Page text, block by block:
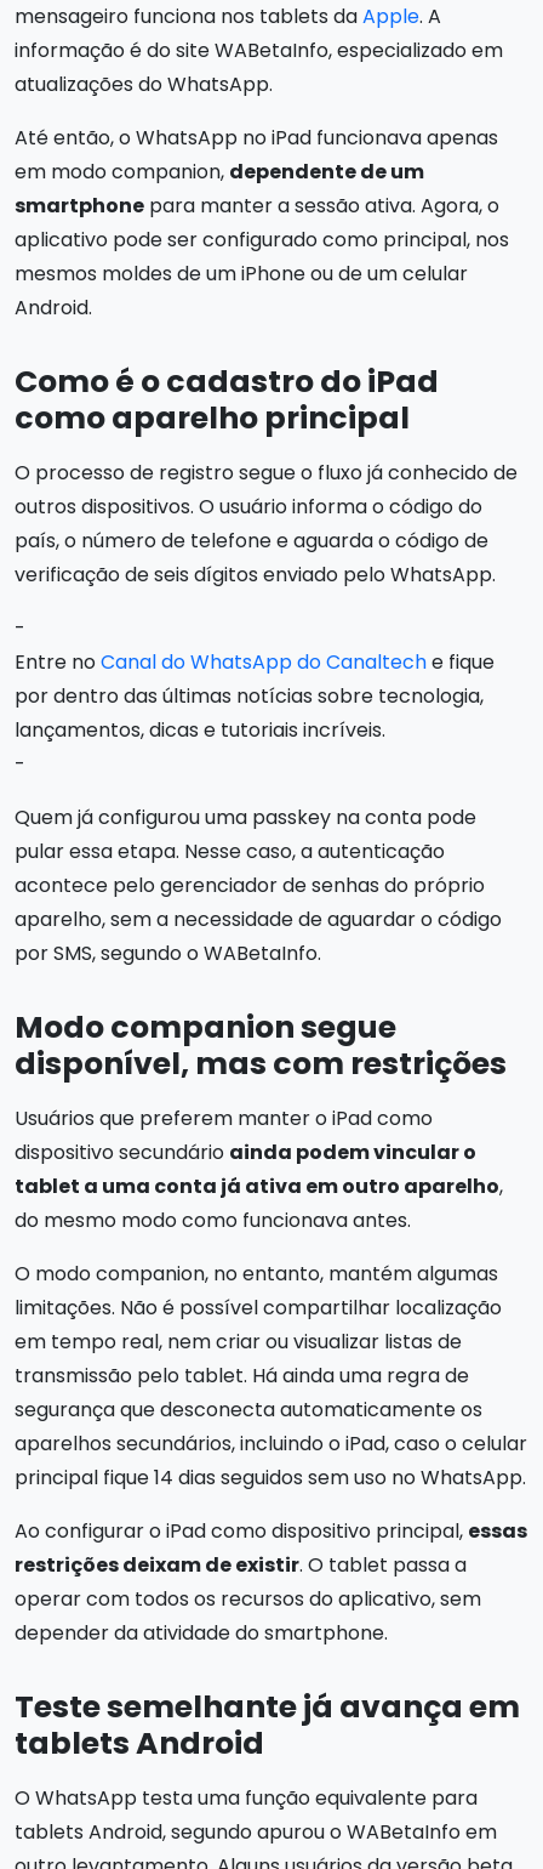
mensageiro funciona nos tablets daApple. A
informação é do site WABetaInfo, especializado em
atualizações do WhatsApp.
Até então, o WhatsApp no iPad funcionava apenas
em modo companion, dependente de um
smartphone para manter a sessão ativa. Agora, o
aplicativo pode ser configurado como principal, nos
mesmos moldes de um iPhone ou de um celular
Android.
Como é o cadastro do iPad
como aparelho principal
O processo de registro segue o fluxo já conhecido de
outros dispositivos. O usuário informa o código do
país, o número de telefone e aguarda o código de
verificação de seis dígitos enviado pelo WhatsApp.
-
Entre noCanal do WhatsApp do Canalteche fique
por dentro das últimas notícias sobre tecnologia,
lançamentos, dicas e tutoriais incríveis.
-
Quem já configurou uma passkey na conta pode
pular essa etapa. Nesse caso, a autenticação
acontece pelo gerenciador de senhas do próprio
aparelho, sem a necessidade de aguardar o código
por SMS, segundo o WABetaInfo.
Modo companion segue
disponível, mas com restrições
Usuários que preferem manter o iPad como
dispositivo secundário ainda podem vincular o
tablet a uma conta já ativa em outro aparelho,
do mesmo modo como funcionava antes.
O modo companion, no entanto, mantém algumas
limitações. Não é possível compartilhar localização
em tempo real, nem criar ou visualizar listas de
transmissão pelo tablet. Há ainda uma regra de
segurança que desconecta automaticamente os
aparelhos secundários, incluindo o iPad, caso o celular
principal fique 14 dias seguidos sem uso no WhatsApp.
Ao configurar o iPad como dispositivo principal, essas
restrições deixam de existir. O tablet passa a
operar com todos os recursos do aplicativo, sem
depender da atividade do smartphone.
Teste semelhante já avança em
tablets Android
O WhatsApp testa uma função equivalente para
tablets Android, segundo apurou o WABetaInfo em